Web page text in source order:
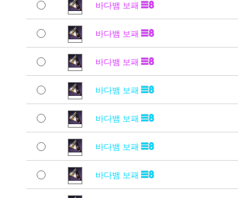
바다뱀 보패
바다뱀 보패
바다뱀 보패
바다뱀 보패
바다뱀 보패
바다뱀 보패
바다뱀 보패